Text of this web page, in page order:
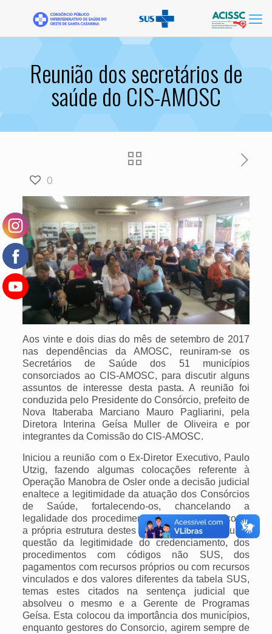
Reunião dos secretários de
saúde do CIS-AMOSC
0
Aos vinte e dois dias do mês de setembro de 2017
nas dependências da AMOSC, reuniram-se os
Secretários de Saúde dos 51 municípios
consorciados ao CIS-AMOSC, para discutir alguns
assuntos de interesse desta pasta. A reunião foi
conduzida pelo Presidente do Consórcio, prefeito de
Nova Itaberaba Marciano Mauro Pagliarini, pela
Diretora Interina Geísa Muller de Oliveira e por
integrantes da Comissão do CIS-AMOSC.
Iniciou a reunião com o Ex-Diretor Executivo, Paulo
Utzig, fazendo algumas colocações referente à
Operação Manobra de Osler onde a decisão judicial
enaltece a legitimidade da atuação dos Consórcios
de Saúde, fortalecendo-os, chancelando a
legalidade dos procedimentos adotados bem como
a própria estrutura destes entes públicos. Falou da
questão da legitimidade do credenciamento, dos
procedimentos com códigos não SUS, dos
pagamentos com recursos próprios ou com recursos
vinculados e dos valores diferentes da tabela SUS,
temas estes citados na sentença judicial que
absolveu o mesmo e a Gerente de Programas
Geísa. Esta colocou da importância dos municípios,
enquanto gestores do Consorcio, agirem sempre de